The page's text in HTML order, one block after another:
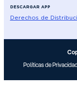
DESCARGAR APP
Derechos de
Políticas de